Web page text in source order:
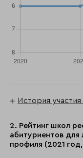
История
2. Рейтинг школ
абитуриентов для
профиля (2021